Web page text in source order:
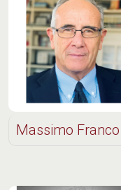
Massimo Franco